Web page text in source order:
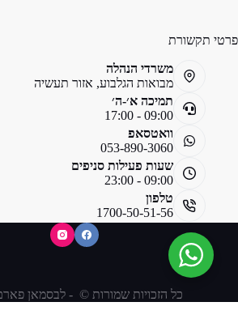
פרטי תקשורת
משרדי הנהלה
מבואות הגלבוע, אזור תעשיה
תמיכה א׳-ה׳
09:00 - 17:00
וואטסאפ
053-890-3060
שעות פעילות סניפים
09:00 - 23:00
טלפון
1700-50-51-56
כל הזכויות שמורות © - לבסמאן פארם